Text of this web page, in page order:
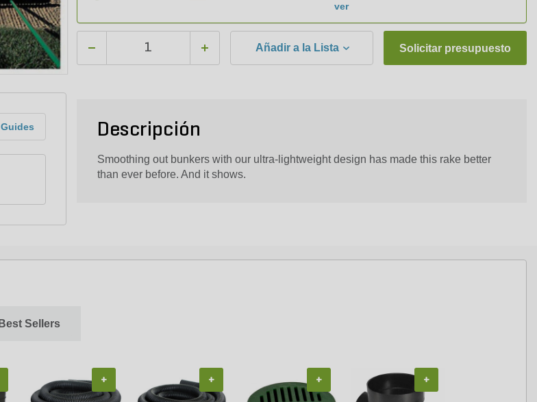
ver
Añadir a la Lista Solicitar presupuesto
Descripción
Smoothing out bunkers with our ultra-lightweight design has made this rake better
than ever before. And it shows.
Best Sellers
+ + + +